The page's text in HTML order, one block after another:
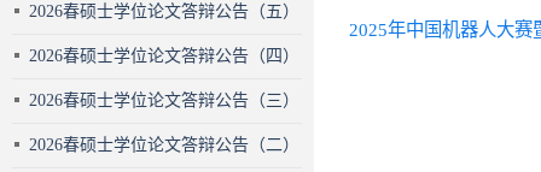
2026春硕士学位论文答辩公告（五）
2026春硕士学位论文答辩公告（四）
2026春硕士学位论文答辩公告（三）
2026春硕士学位论文答辩公告（二）
2025年中国机器人大赛